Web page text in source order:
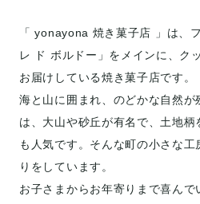
「 yonayona 焼き菓子店 」は、
レ ド ボルドー」をメインに、ク
お届けしている焼き菓子店です。
海と山に囲まれ、のどかな自然
は、大山や砂丘が有名で、土地柄
も人気です。そんな町の小さな
りをしています。
お子さまからお年寄りまで喜んで